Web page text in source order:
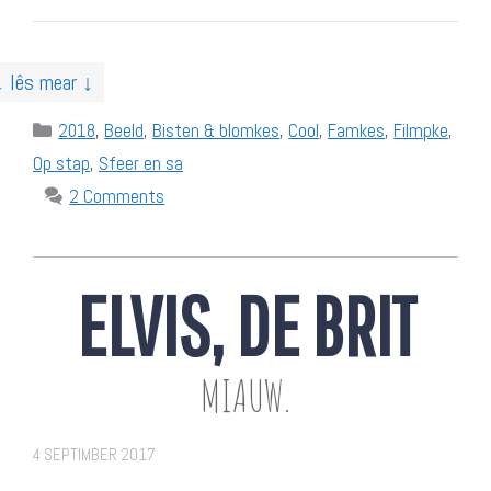
lês mear ↓
Categories
2018, Beeld, Bisten & blomkes, Cool, Famkes, Filmpke,
Op stap, Sfeer en sa
2 Comments
ELVIS, DE BRIT
MIAUW.
4 SEPTIMBER 2017